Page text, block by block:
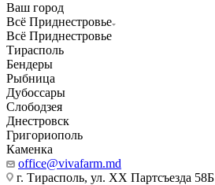
Ваш город
Всё Приднестровье
Всё Приднестровье
Тирасполь
Бендеры
Рыбница
Дубоссары
Слободзея
Днестровск
Григориополь
Каменка
office@vivafarm.md
г. Тирасполь, ул. ХХ Партсъезда 58Б